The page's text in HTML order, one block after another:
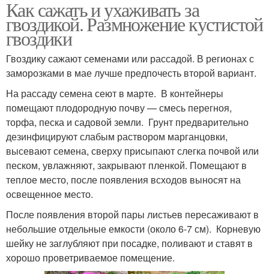
Как сажать и ухаживать за
гвоздикой. Размножение кустистой
гвоздики
Гвоздику сажают семенами или рассадой. В регионах с
заморозками в мае лучше предпочесть второй вариант.
На рассаду семена сеют в марте. В контейнеры
помещают плодородную почву — смесь перегноя,
торфа, песка и садовой земли. Грунт предварительно
дезинфицируют слабым раствором марганцовки,
высевают семена, сверху присыпают слегка почвой или
песком, увлажняют, закрывают пленкой. Помещают в
теплое место, после появления всходов выносят на
освещенное место.
После появления второй пары листьев пересаживают в
небольшие отдельные емкости (около 6-7 см). Корневую
шейку не заглубляют при посадке, поливают и ставят в
хорошо проветриваемое помещение.